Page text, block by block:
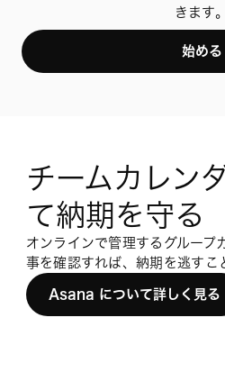
きます。
始める
チームカレン
て納期を守る
オンラインで管理するグループ
事を確認すれば、納期を逃すこ
Asana について詳しく見る